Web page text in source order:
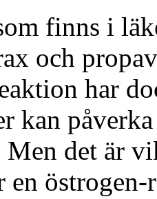
finns i
och
har
kan
det är
en